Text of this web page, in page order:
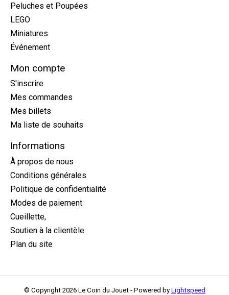
Peluches et Poupées
LEGO
Miniatures
Événement
Mon compte
S'inscrire
Mes commandes
Mes billets
Ma liste de souhaits
Informations
À propos de nous
Conditions générales
Politique de confidentialité
Modes de paiement
Cueillette,
Soutien à la clientèle
Plan du site
© Copyright 2026 Le Coin du Jouet - Powered by Lightspeed